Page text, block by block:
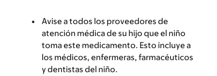
Avise a todos los proveedores de
atención médica de su hijo que el niño
toma este medicamento. Esto incluye a
los médicos, enfermeras, farmacéuticos
y dentistas del niño.